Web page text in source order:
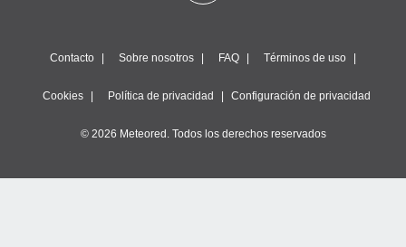
Contacto Sobre nosotros FAQ Términos de uso
Cookies Política de privacidad Configuración de privacidad
© 2026 Meteored. Todos los derechos reservados